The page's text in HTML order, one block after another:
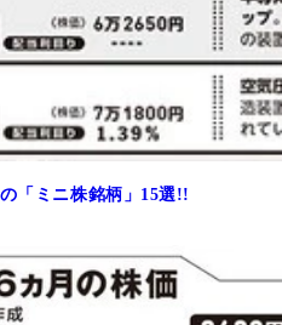
「ミニ株銘柄」15選!!